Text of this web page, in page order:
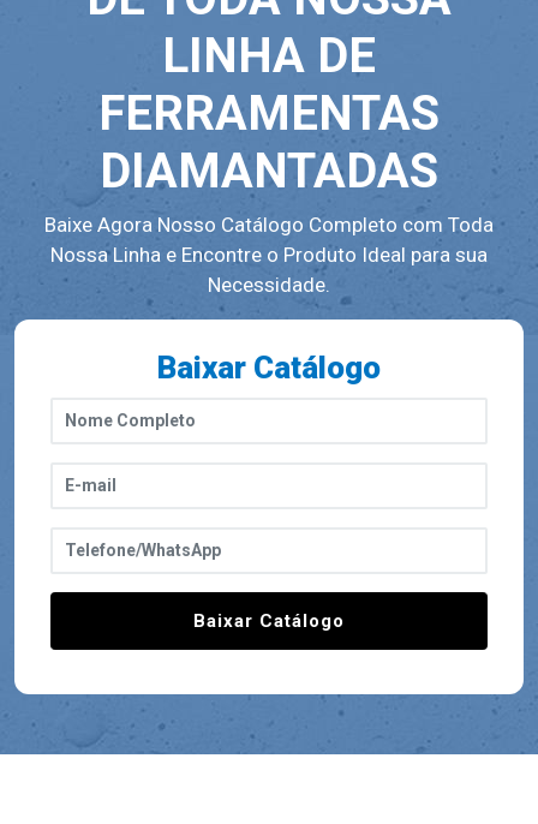
LINHA DE
FERRAMENTAS
DIAMANTADAS
Baixe Agora Nosso Catálogo Completo com Toda
Nossa Linha e Encontre o Produto Ideal para sua
Necessidade.
Baixar Catálogo
Baixar Catálogo